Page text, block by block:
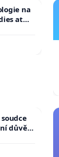
na
at
důvěry